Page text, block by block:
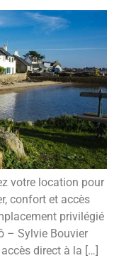
votre location pour
confort et accès
privilégié
– Sylvie Bouvier
direct à la […]